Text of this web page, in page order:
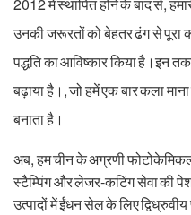
उनकी जरूरतों को बेहतर ढंग से
पद्धति का आविष्कार किया है।इन
बढ़ाया है।, जो हमें एक बार कला
बनाता है।
अब, हम चीन के अग्रणी फोटोकेमिकल
स्टैम्पिंग और लेजर-कटिंग सेवा की
उत्पादों में ईंधन सेल के लिए